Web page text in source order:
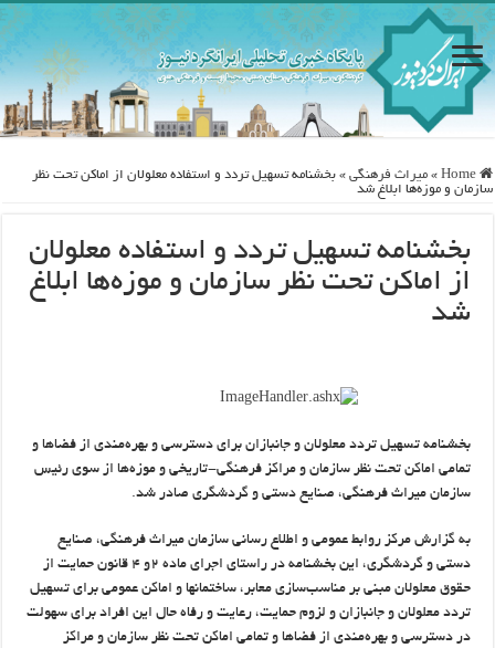
Home
» ميراث فرهنگی » بخشنامه تسهیل تردد و استفاده معلولان از اماکن تحت نظر
سازمان و موزه‌ها ابلاغ شد
بخشنامه تسهیل تردد و استفاده معلولان
از اماکن تحت نظر سازمان و موزه‌ها ابلاغ
شد
بخشنامه تسهیل تردد معلولان و جانبازان برای دسترسی و بهره‌مندی از فضاها و
تمامی اماکن تحت نظر سازمان و مراکز فرهنگی-تاریخی و موزه‌ها از سوی رئیس
سازمان میراث فرهنگی، صنایع دستی و گردشگری صادر شد.
به گزارش مرکز روابط عمومی و اطلاع رسانی سازمان میراث فرهنگی، صنایع
دستی و گردشگری، این بخشنامه در راستای اجرای ماده ۲و ۴ قانون حمایت از
حقوق معلولان مبنی بر مناسب‌سازی معابر، ساختمانها و اماکن عمومی برای تسهیل
تردد معلولان و جانبازان و لزوم حمایت، رعایت و رفاه حال این افراد برای سهولت
در دسترسی و بهره‌مندی از فضاها و تمامی اماکن تحت نظر سازمان و مراکز